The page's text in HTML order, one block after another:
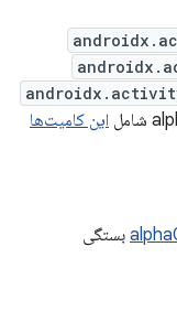
این کامیت‌ها
بستگی